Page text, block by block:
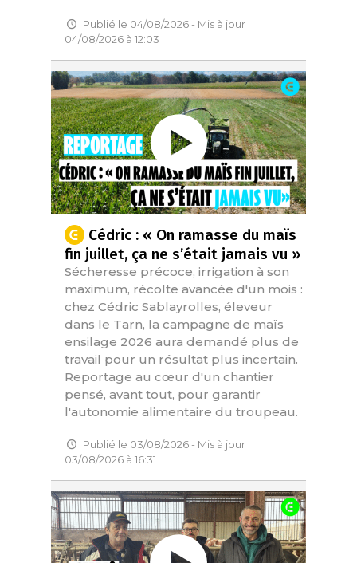
Publié le 04/08/2026 - Mis à jour
04/08/2026 à 12:03
Cédric : « On ramasse du maïs
fin juillet, ça ne s’était jamais vu »
Sécheresse précoce, irrigation à son
maximum, récolte avancée d'un mois :
chez Cédric Sablayrolles, éleveur
dans le Tarn, la campagne de maïs
ensilage 2026 aura demandé plus de
travail pour un résultat plus incertain.
Reportage au cœur d'un chantier
pensé, avant tout, pour garantir
l'autonomie alimentaire du troupeau.
Publié le 03/08/2026 - Mis à jour
03/08/2026 à 16:31